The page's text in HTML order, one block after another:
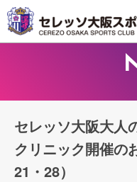
セレッソ大阪大人
クリニック開催の
21・28）